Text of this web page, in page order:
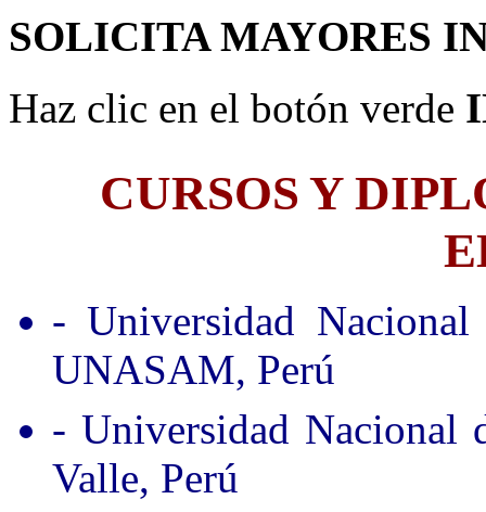
SOLICITA MAYORES
Haz clic en el botón verde
CURSOS Y
- Universidad
UNASAM, Perú
- Universidad Nacional
Valle, Perú